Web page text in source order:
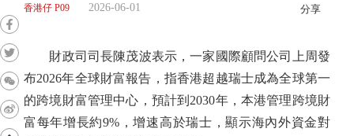
香港仔 P09 2026-06-01 分享
財政司司長陳茂波表示，一家國際顧問公司上周發
布2026年全球財富報告，指香港超越瑞士成為全球第一
的跨境財富管理中心，預計到2030年，本港管理跨境財
富每年增長約9%，增速高於瑞士，顯示海內外資金對